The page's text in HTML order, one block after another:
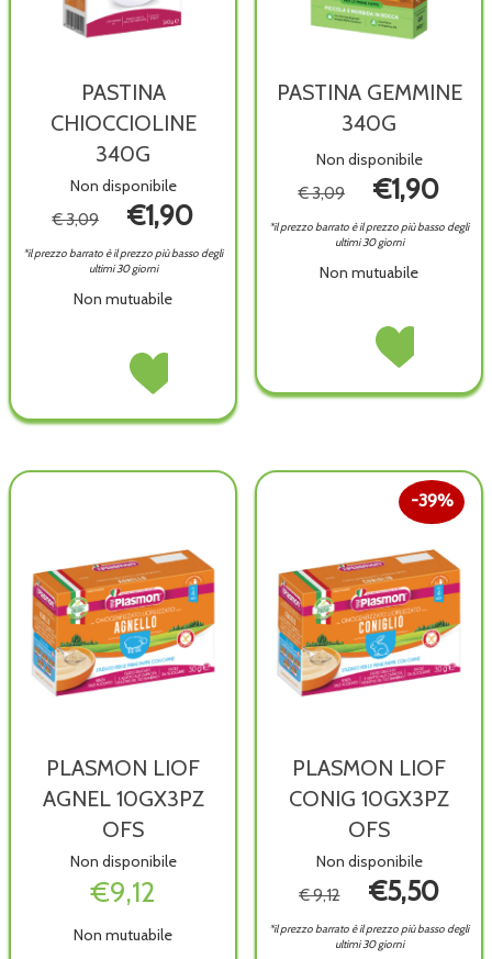
PASTINA
CHIOCCIOLINE
340G
Non disponibile
€ 3,09 €1,90
*il prezzo barrato è il prezzo più basso degli
ultimi 30 giorni
Non mutuabile
PASTINA
CHIOCCIOLINE
è
Acquista PASTINA
CHIOCCIOLINE
wishlist
PASTINA GEMMINE
340G
Non disponibile
€ 3,09 €1,90
*il prezzo barrato è il prezzo più basso degli
ultimi 30 giorni
Non mutuabile
PASTINA
GEMMINE
è
Acquista PASTINA
GEMMINE
wishlist
PLASMON LIOF
AGNEL 10GX3PZ
OFS
Non disponibile
€9,12
Non mutuabile
PLASMON LIOF
CONIG 10GX3PZ
OFS
Non disponibile
39%
€ 9,12 €5,50
*il prezzo barrato è il prezzo più basso degli
ultimi 30 giorni